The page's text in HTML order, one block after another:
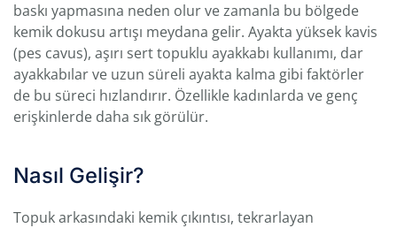
baskı yapmasına neden olur ve zamanla bu bölgede
kemik dokusu artışı meydana gelir. Ayakta yüksek kavis
(pes cavus), aşırı sert topuklu ayakkabı kullanımı, dar
ayakkabılar ve uzun süreli ayakta kalma gibi faktörler
de bu süreci hızlandırır. Özellikle kadınlarda ve genç
erişkinlerde daha sık görülür.
Nasıl Gelişir?
Topuk arkasındaki kemik çıkıntısı, tekrarlayan